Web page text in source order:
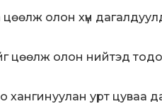
олон хүн
цөөлж олон нийтэд
хангинуулан урт цуваа